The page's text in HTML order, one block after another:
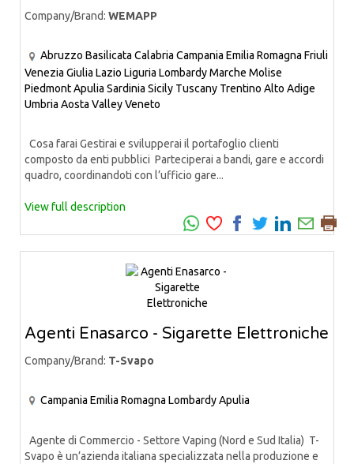
Company/Brand: WEMAPP
Abruzzo Basilicata Calabria Campania Emilia Romagna Friuli
Venezia Giulia Lazio Liguria LombardyMarche Molise
PiedmontApulia Sardinia Sicily Tuscany Trentino Alto Adige
Umbria Aosta ValleyVeneto
Cosa farai Gestirai e svilupperai il portafoglio clienti
composto da enti pubblici Parteciperai a bandi, gare e accordi
quadro, coordinandoti con l’ufficio gare...
View full description
Agenti Enasarco - Sigarette Elettroniche
Company/Brand: T-Svapo
Campania Emilia Romagna LombardyApulia
Agente di Commercio - Settore Vaping (Nord e Sud Italia) T-
Svapo è un’azienda italiana specializzata nella produzione e